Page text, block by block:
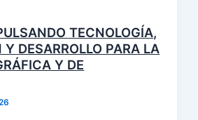
TECNOLOGÍA,
Y DESARROLLO PARA LA
Y DE